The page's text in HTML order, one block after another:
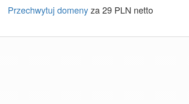
Przechwytuj domenyza 29 PLN netto